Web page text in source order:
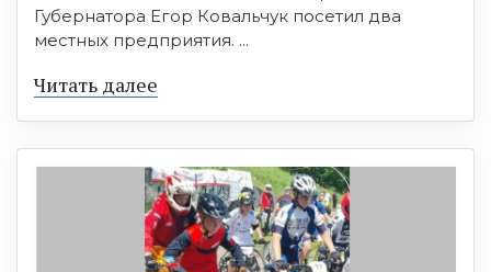
Губернатора Егор Ковальчук посетил два
местных предприятия. ...
Читать далее